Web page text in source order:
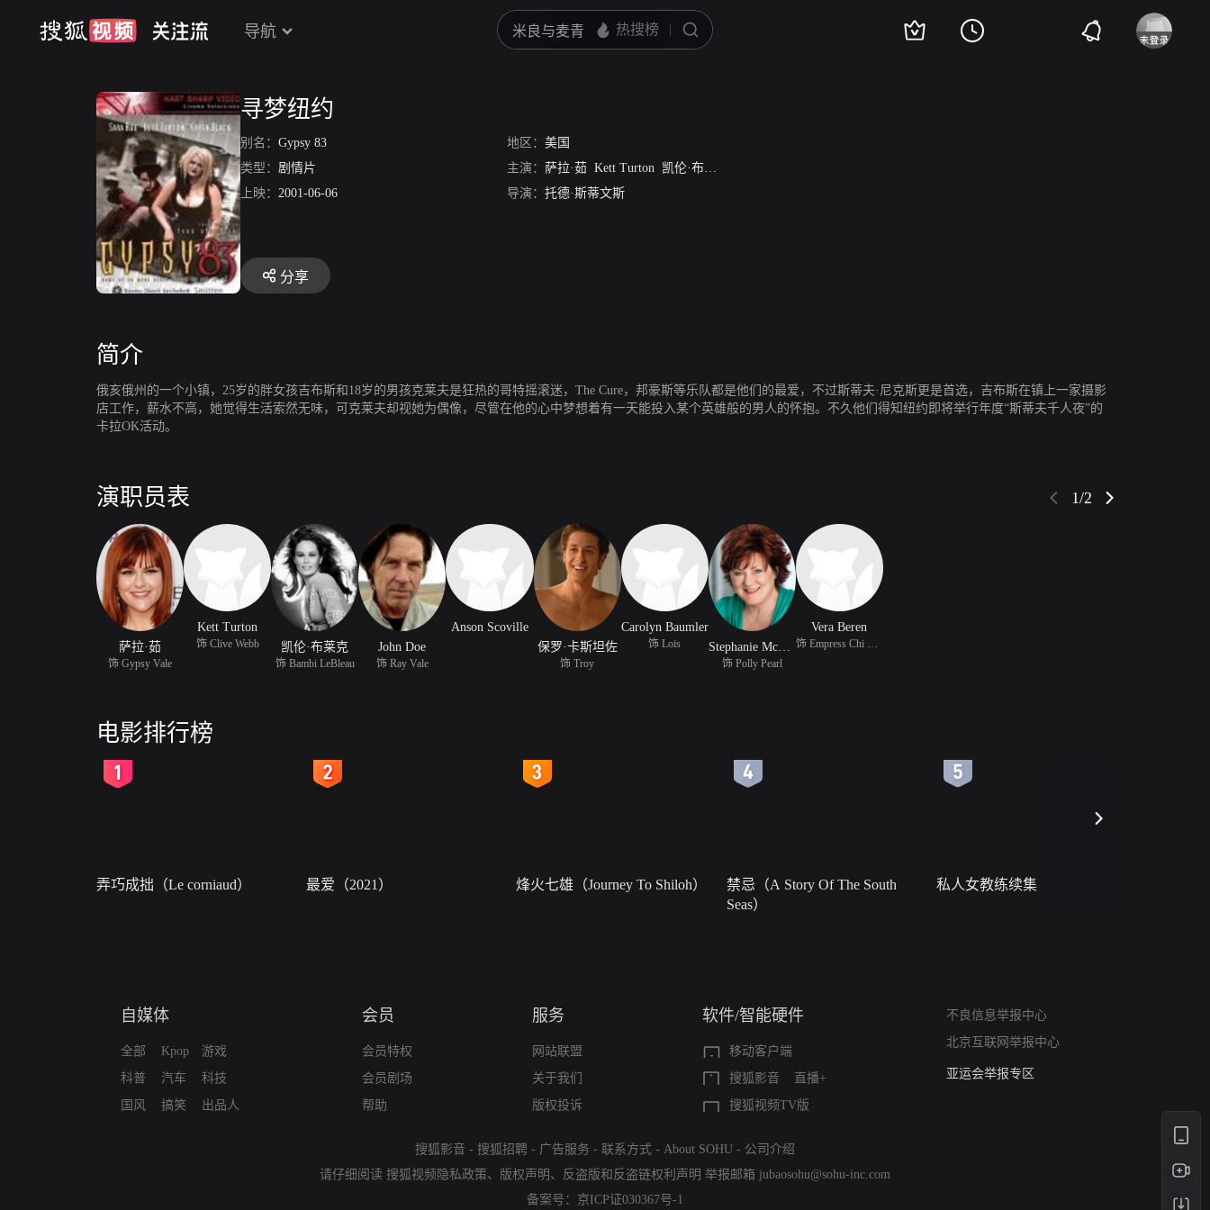
导航
寻梦纽约
别名： Gypsy 83 地区： 美国
类型： 剧情片 主演： 萨拉·茹 Kett Turton 凯伦·布莱克
上映： 2001-06-06 导演： 托德·斯蒂文斯
分享
简介
俄亥俄州的一个小镇，25岁的胖女孩吉布斯和18岁的男孩克莱夫是狂热的哥特摇滚迷，The Cure，邦豪斯等乐队都是他们的最爱，不过斯蒂夫·尼克斯更是首选，吉布斯在镇上一家摄影
店工作，薪水不高，她觉得生活索然无味，可克莱夫却视她为偶像，尽管在他的心中梦想着有一天能投入某个英雄般的男人的怀抱。不久他们得知纽约即将举行年度“斯蒂夫千人夜”的
卡拉OK活动。
演职员表 1/2
萨拉·茹
饰 Gypsy Vale
Kett Turton
饰 Clive Webb 凯伦·布莱克
饰 Bambi LeBleau
John Doe
饰 Ray Vale
Anson Scoville
保罗·卡斯坦佐
饰 Troy
Carolyn Baumler
饰 Lois Stephanie McVay
饰 Polly Pearl
Vera Beren
饰 Empress Chi Chi Vale
电影排行榜
弄巧成拙（Le corniaud） 最爱（2021） 烽火七雄（Journey To Shiloh）
禁忌（A Story Of The South
Seas）
私人女教练续集
自媒体
全部
科普
国风
Kpop
汽车
搞笑
游戏
科技
出品人
会员
会员特权
会员剧场
帮助
服务
网站联盟
关于我们
版权投诉
软件/智能硬件
移动客户端
搜狐影音
直播+
搜狐视频TV版
不良信息举报中心
北京互联网举报中心
算法推荐专项举报
亚运会举报专区
搜狐影音 - 搜狐招聘 - 广告服务 - 联系方式 - About SOHU - 公司介绍
请仔细阅读 搜狐视频隐私政策、 版权声明 、 反盗版和反盗链权利声明 举报邮箱 jubaosohu@sohu-inc.com
备案号： 京ICP证030367号-1